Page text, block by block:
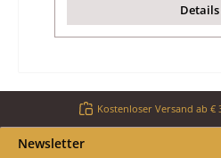
Details
Kostenloser Versand ab
Newsletter